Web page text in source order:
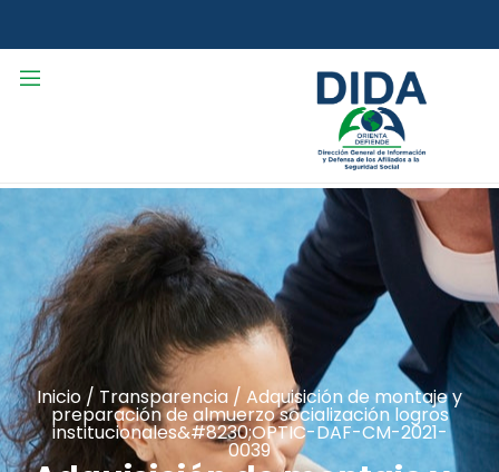
Inicio / Transparencia / Adquisición de montaje y
preparación de almuerzo socialización logros
institucionales&#8230;OPTIC-DAF-CM-2021-
0039